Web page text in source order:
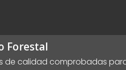
Forestal
de calidad comprobadas